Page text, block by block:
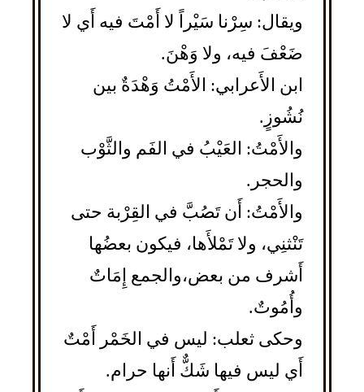
ويقال: سِرْنا سَيْراً لا أَمْتَ فيه أَي لا
ضَعْفَ فيه، ولا وَهْنَ.
ابن الأَعرابي: الأَمْتُ وَهْدَةٌ بين
نُشُوزٍ.
والأَمْتُ: العَيْبُ في الفَم والثَّوْب
والحجر.
والأَمْتُ: أَن تَصُبَّ في القِرْبة حتى
تَنْثنِي، ولا تَمْلأَها، فيكون بعضُها
أَشرف من بعض،والجمع إِمَاتٌ
وأُمُوتٌ.
وحكى ثعلب: ليس في الخَمْر أَمْتٌ
أَي ليس فيها شَكٌّ أَنها حرام.